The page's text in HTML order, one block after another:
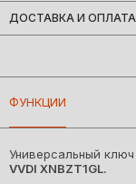
Xhorse VVDI
ДОСТАВКА И ОПЛАТА
Примерные
• Беларусь на
• Россия от 2
(Сроки могут
транспортных
ФУНКЦИИ
Универсальный
VVDI XNBZT1GL.